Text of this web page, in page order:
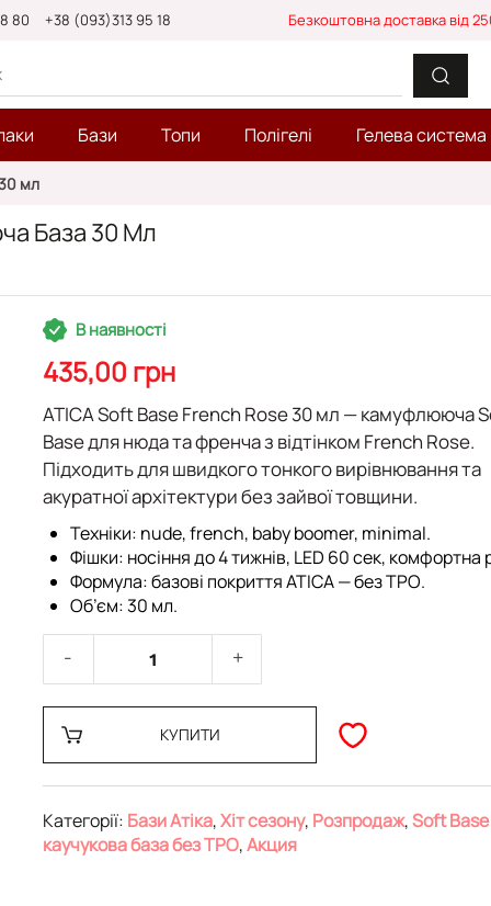
80 +38 (093)313 95 18 Безкоштовна доставка від
Бази Топи Полігелі Гелева система
мл
База 30 Мл
В наявності
435,00 грн
ATICA Soft Base French Rose 30 мл — камуфлююча
Base для нюда та френча з відтінком French Rose.
Підходить для швидкого тонкого вирівнювання та
акуратної архітектури без зайвої товщини.
Техніки: nude, french, baby boomer, minimal.
Фішки: носіння до 4 тижнів, LED 60 сек, комфортна
Формула:базові покриття ATICA —без TPO.
Об’єм:30 мл.
КУПИТИ
Категорії: Бази Атіка,Хіт сезону, Розпродаж,Soft Base
каучукова база без TPO,Акция